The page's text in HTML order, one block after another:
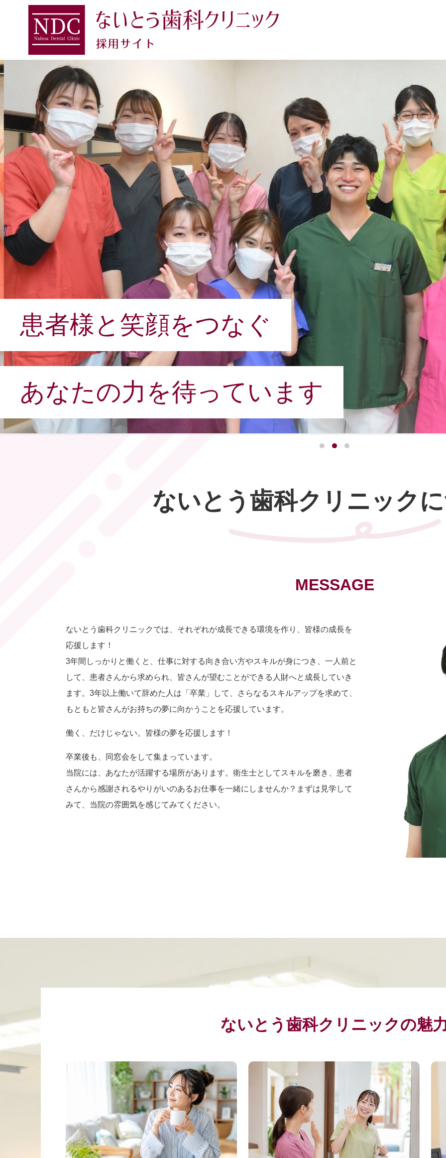
患者様と笑顔をつなぐ
あなたの力を待っています
ないとう歯科クリニック
MESSAGE
ないとう歯科クリニックでは、それぞれが成長できる環境を作り、皆様の成長を
応援します！
3年間しっかりと働くと、仕事に対する向き合い方やスキルが身につき、一人前と
して、患者さんから求められ、皆さんが望むことができる人財へと成長していき
ます。3年以上働いて辞めた人は「卒業」して、さらなるスキルアップを求めて、
もともと皆さんがお持ちの夢に向かうことを応援しています。
働く、だけじゃない。皆様の夢を応援します！
卒業後も、同窓会をして集まっています。
当院には、あなたが活躍する場所があります。衛生士としてスキルを磨き、患者
さんから感謝されるやりがいのあるお仕事を一緒にしませんか？まずは見学して
みて、当院の雰囲気を感じてみてください。
ないとう歯科クリニックの魅